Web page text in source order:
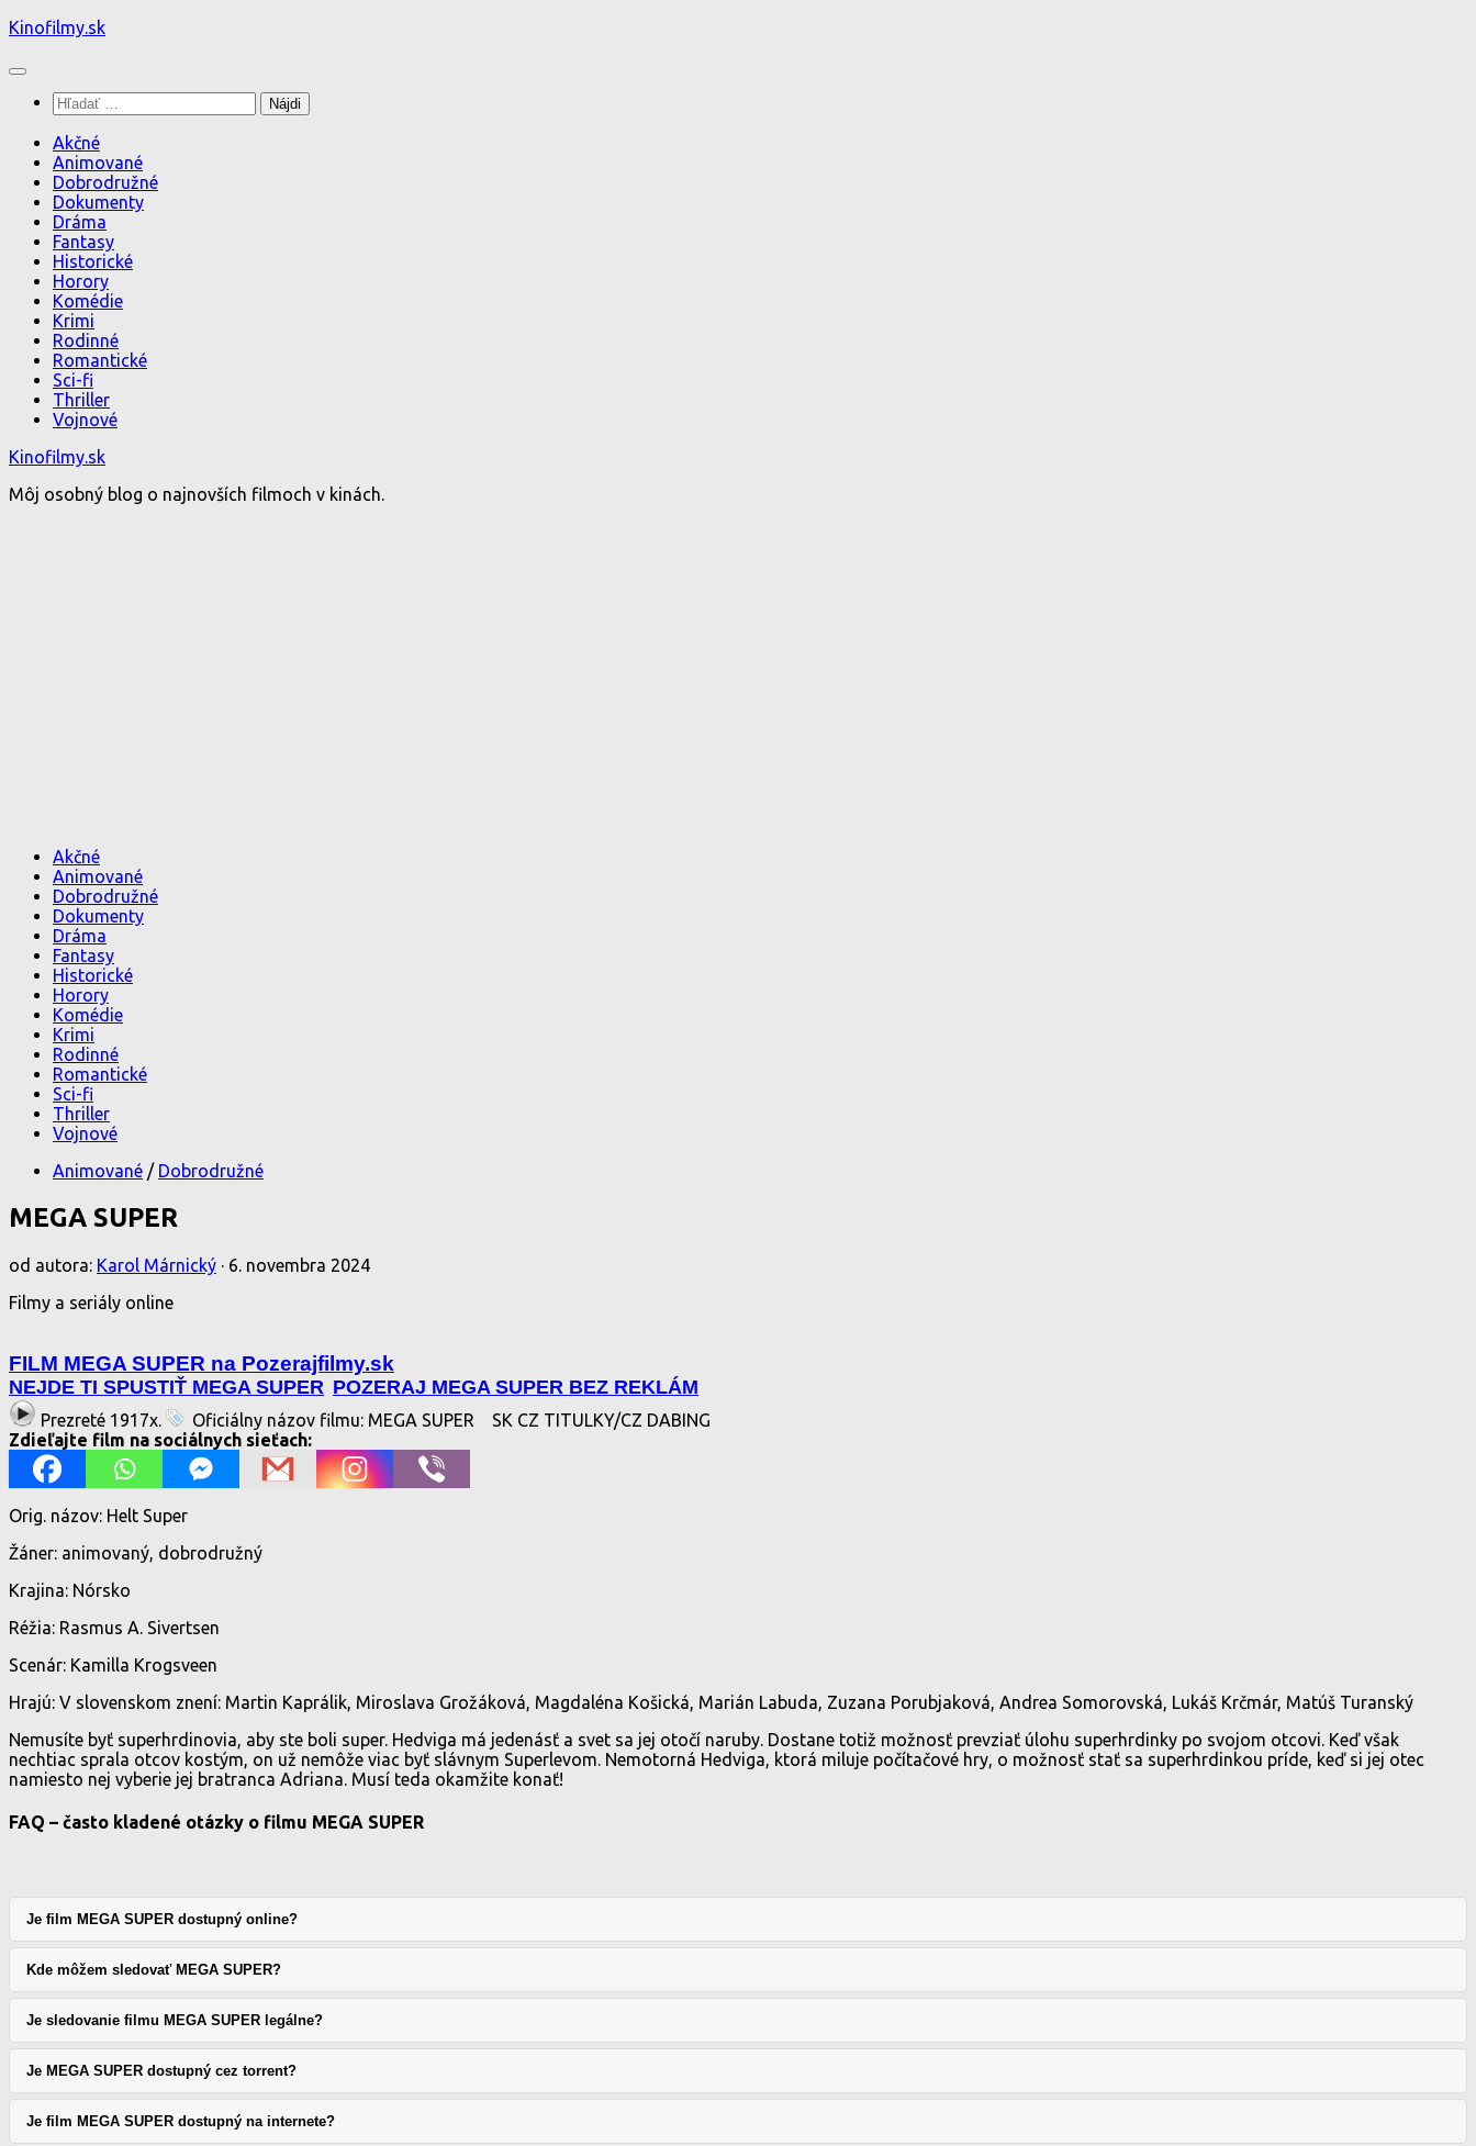
Preskočiť
obsah
Kinofilmy.sk
Hľadať:
Akčné
Animované
Dobrodružné
Dokumenty
Dráma
Fantasy
Historické
Horory
Komédie
Krimi
Rodinné
Romantické
Sci-fi
Thriller
Vojnové
Kinofilmy.sk
Môj osobný blog o najnovších filmoch v kinách.
Akčné
Animované
Dobrodružné
Dokumenty
Dráma
Fantasy
Historické
Horory
Komédie
Krimi
Rodinné
Romantické
Sci-fi
Thriller
Vojnové
Animované / Dobrodružné
MEGA SUPER
od autora: Karol Márnický · 6. novembra 2024
Filmy a seriály online
FILM MEGA SUPER na Pozerajfilmy.sk
NEJDE TI SPUSTIŤ MEGA SUPER POZERAJ MEGA SUPER BEZ REKLÁM
Prezreté 1917x. Oficiálny názov filmu: MEGA SUPER
SK CZ TITULKY/CZ DABING
Zdieľajte film na sociálnych sieťach:
Orig. názov: Helt Super
Žáner: animovaný, dobrodružný
Krajina: Nórsko
Réžia: Rasmus A. Sivertsen
Scenár: Kamilla Krogsveen
Hrajú: V slovenskom znení: Martin Kaprálik, Miroslava Grožáková, Magdaléna Košická, Marián Labuda, Zuzana Porubjaková, Andrea Somorovská, Lukáš Krčmár, Matúš Turanský
Nemusíte byť superhrdinovia, aby ste boli super. Hedviga má jedenásť a svet sa jej otočí naruby. Dostane totiž možnosť prevziať úlohu superhrdinky po svojom otcovi. Keď však
nechtiac sprala otcov kostým, on už nemôže viac byť slávnym Superlevom. Nemotorná Hedviga, ktorá miluje počítačové hry, o možnosť stať sa superhrdinkou príde, keď si jej otec
namiesto nej vyberie jej bratranca Adriana. Musí teda okamžite konať!
FAQ – často kladené otázky o filmu MEGA SUPER
Je film MEGA SUPER dostupný online?
Kde môžem sledovať MEGA SUPER?
Je sledovanie filmu MEGA SUPER legálne?
Je MEGA SUPER dostupný cez torrent?
Je film MEGA SUPER dostupný na internete?